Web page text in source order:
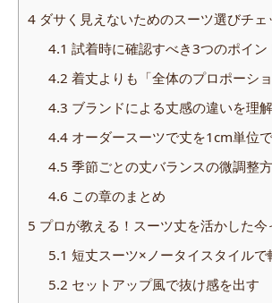
4 ダサく見えないためのスーツ選びチェ
4.1 試着時に確認すべき3つのポイン
4.2 着丈よりも「全体のプロポーシ
4.3 ブランドによる丈感の違いを理
4.4オーダースーツで丈を1cm単位
4.5 季節ごとの丈バランスの微調整
4.6 この章のまとめ
5 プロが教える！スーツ丈を活かした
5.1 短丈スーツ×ノータイスタイルで
5.2 セットアップ風で抜け感を出す